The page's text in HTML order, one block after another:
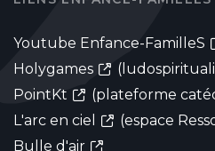
Youtube Enfance-FamilleS
Holygames
PointKt
(plateforme
L'arc en ciel
(espace
Bulle d'air